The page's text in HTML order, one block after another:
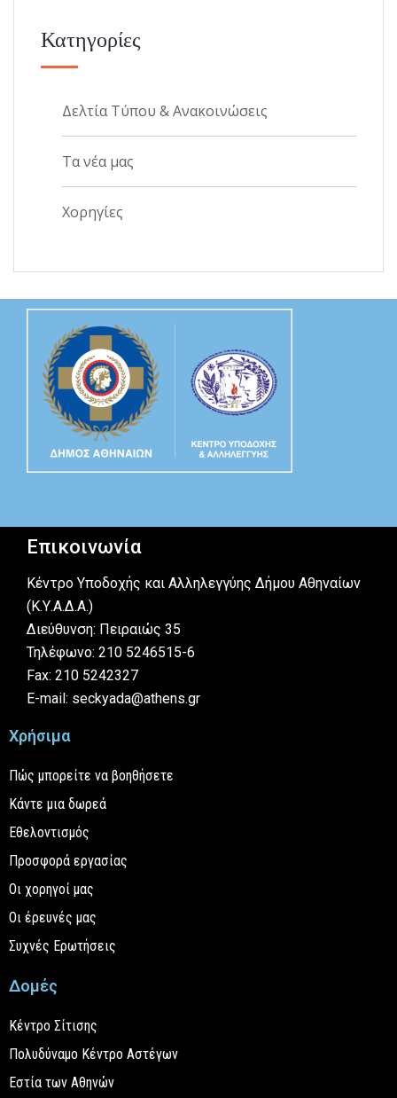
Κατηγορίες
Δελτία Τύπου & Ανακοινώσεις
Τα νέα μας
Χορηγίες
Επικοινωνία
Κέντρο Υποδοχής και Αλληλεγγύης Δήμου Αθηναίων
(Κ.Υ.Α.Δ.Α.)
Διεύθυνση: Πειραιώς 35
Τηλέφωνο: 210 5246515-6
Fax: 210 5242327
E-mail: seckyada@athens.gr
Χρήσιμα
Πώς μπορείτε να βοηθήσετε
Κάντε μια δωρεά
Εθελοντισμός
Προσφορά εργασίας
Οι χορηγοί μας
Οι έρευνές μας
Συχνές Ερωτήσεις
Δομές
Κέντρο Σίτισης
Πολυδύναμο Κέντρο Αστέγων
Εστία των Αθηνών